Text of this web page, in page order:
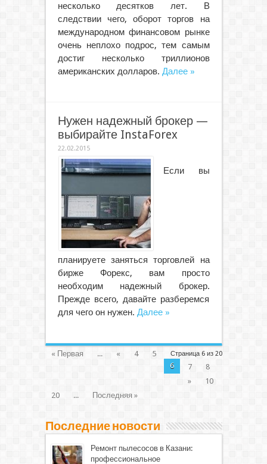
несколько десятков лет. В
следствии чего, оборот торгов на
международном финансовом рынке
очень неплохо подрос, тем самым
достиг несколько триллионов
американских долларов. Далее »
Нужен надежный брокер —
выбирайте InstaForex
22.02.2015
Если вы
планируете заняться торговлей на
бирже Форекс, вам просто
необходим надежный брокер.
Прежде всего, давайте разберемся
для чего он нужен. Далее »
Страница 6 из 20
« Первая ... « 4
5
6
7
8
»
10
20
... Последняя »
Последние новости
Ремонт пылесосов в Казани:
профессиональное